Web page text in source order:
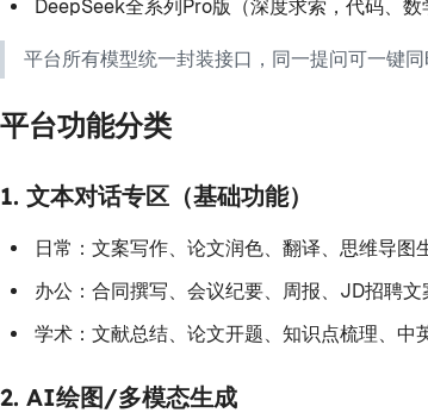
DeepSeek全系列Pro版（深度求索，代码、数
平台所有模型统一封装接口，同一提问可一键
平台功能分类
1. 文本对话专区（基础功能）
日常：文案写作、论文润色、翻译、思维导图
办公：合同撰写、会议纪要、周报、JD招聘文
学术：文献总结、论文开题、知识点梳理、中
2. AI绘图/多模态生成